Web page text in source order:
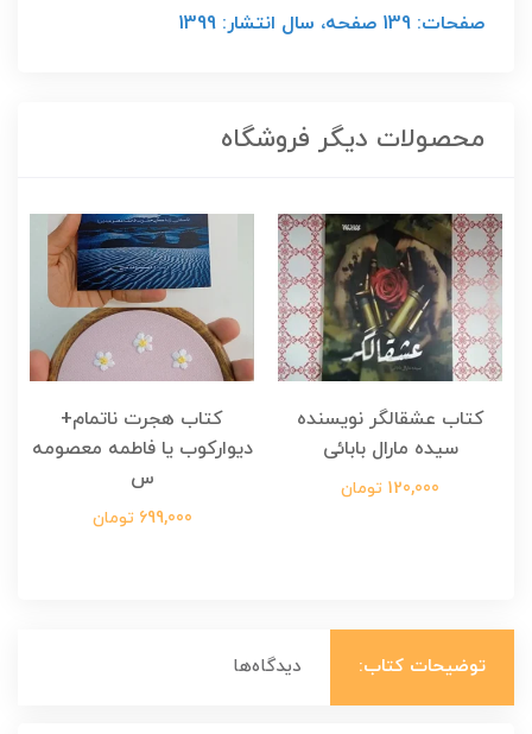
صفحات: 139 صفحه، سال انتشار: 1399
محصولات دیگر فروشگاه
کتاب عشقالگر نویسنده
سیده مارال بابائی
120,000 تومان
کتاب هجرت ناتمام+
دیوارکوب یا فاطمه معصومه
س
699,000 تومان
توضیحات کتاب: دیدگاه‌ها